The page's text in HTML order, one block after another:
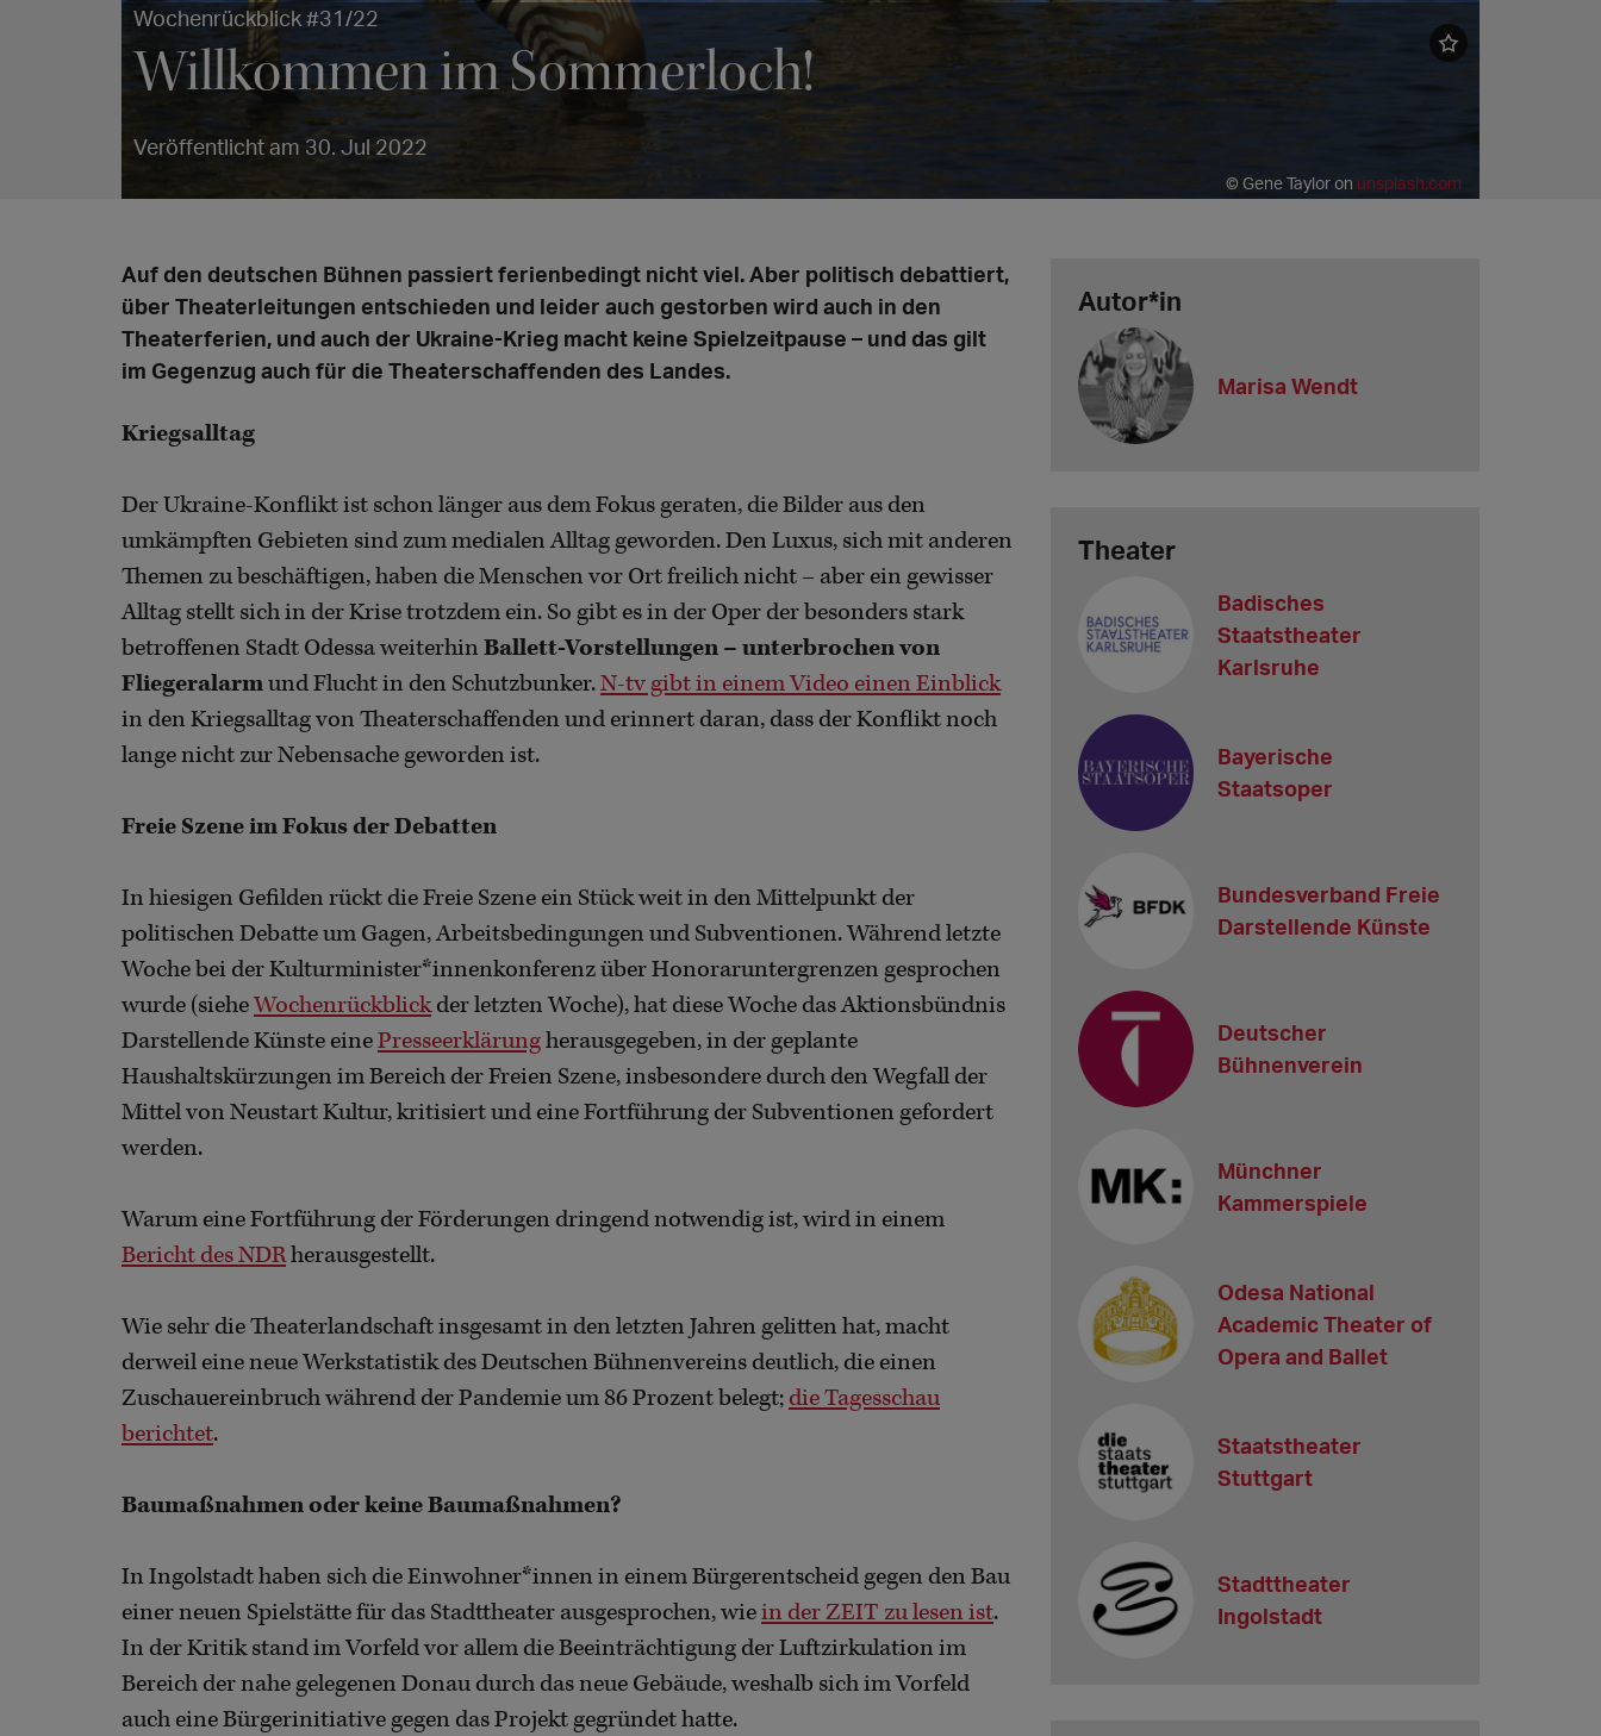
Wochenrückblick #31/22
Willkommen im Sommerloch!
Veröffentlicht am 30. Jul 2022
© Gene Taylor on unsplash.com
Auf den deutschen Bühnen passiert ferienbedingt nicht viel. Aber politisch debattiert,
über Theaterleitungen entschieden und leider auch gestorben wird auch in den
Theaterferien, und auch der Ukraine-Krieg macht keine Spielzeitpause – und das gilt
im Gegenzug auch für die Theaterschaffenden des Landes.
Kriegsalltag
Der Ukraine-Konflikt ist schon länger aus dem Fokus geraten, die Bilder aus den
umkämpften Gebieten sind zum medialen Alltag geworden. Den Luxus, sich mit anderen
Themen zu beschäftigen, haben die Menschen vor Ort freilich nicht – aber ein gewisser
Alltag stellt sich in der Krise trotzdem ein. So gibt es in der Oper der besonders stark
betroffenen Stadt Odessa weiterhin Ballett-Vorstellungen – unterbrochen von
Fliegeralarmund Flucht in den Schutzbunker.N-tv gibt in einem Video einen Einblick
in den Kriegsalltag von Theaterschaffenden und erinnert daran, dass der Konflikt noch
lange nicht zur Nebensache geworden ist.
Freie Szene im Fokus der Debatten
In hiesigen Gefilden rückt die Freie Szene ein Stück weit in den Mittelpunkt der
politischen Debatte um Gagen, Arbeitsbedingungen und Subventionen. Während letzte
Woche bei der Kulturminister*innenkonferenz über Honoraruntergrenzen gesprochen
wurde (sieheWochenrückblickder letzten Woche), hat diese Woche das Aktionsbündnis
Darstellende Künste einePresseerklärungherausgegeben, in der geplante
Haushaltskürzungen im Bereich der Freien Szene, insbesondere durch den Wegfall der
Mittel von Neustart Kultur, kritisiert und eine Fortführung der Subventionen gefordert
werden.
Warum eine Fortführung der Förderungen dringend notwendig ist, wird in einem
Bericht des NDRherausgestellt.
Wie sehr die Theaterlandschaft insgesamt in den letzten Jahren gelitten hat, macht
derweil eine neue Werkstatistik des Deutschen Bühnenvereins deutlich, die einen
Zuschauereinbruch während der Pandemie um 86 Prozent belegt; die Tagesschau
berichtet.
Baumaßnahmen oder keine Baumaßnahmen?
In Ingolstadt haben sich die Einwohner*innen in einem Bürgerentscheid gegen den Bau
einer neuen Spielstätte für das Stadttheater ausgesprochen, wiein der ZEIT zu lesen ist.
In der Kritik stand im Vorfeld vor allem die Beeinträchtigung der Luftzirkulation im
Bereich der nahe gelegenen Donau durch das neue Gebäude, weshalb sich im Vorfeld
auch eine Bürgerinitiative gegen das Projekt gegründet hatte.
Autor*in
Marisa Wendt
Theater
Badisches
Staatstheater
Karlsruhe
Bayerische
Staatsoper
Bundesverband Freie
Darstellende Künste
Deutscher
Bühnenverein
Münchner
Kammerspiele
Odesa National
Academic Theater of
Opera and Ballet
Staatstheater
Stuttgart
Stadttheater
Ingolstadt